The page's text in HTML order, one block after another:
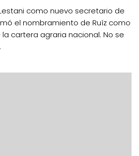
como nuevo secretario de
el nombramiento de Ruíz como
cartera agraria nacional. No se